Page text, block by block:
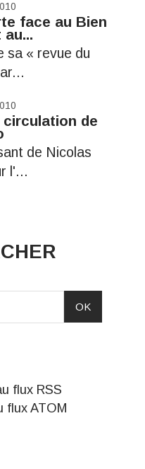
face au Bien
sa « revue du
circulation de
de Nicolas
l'...
flux RSS
flux ATOM